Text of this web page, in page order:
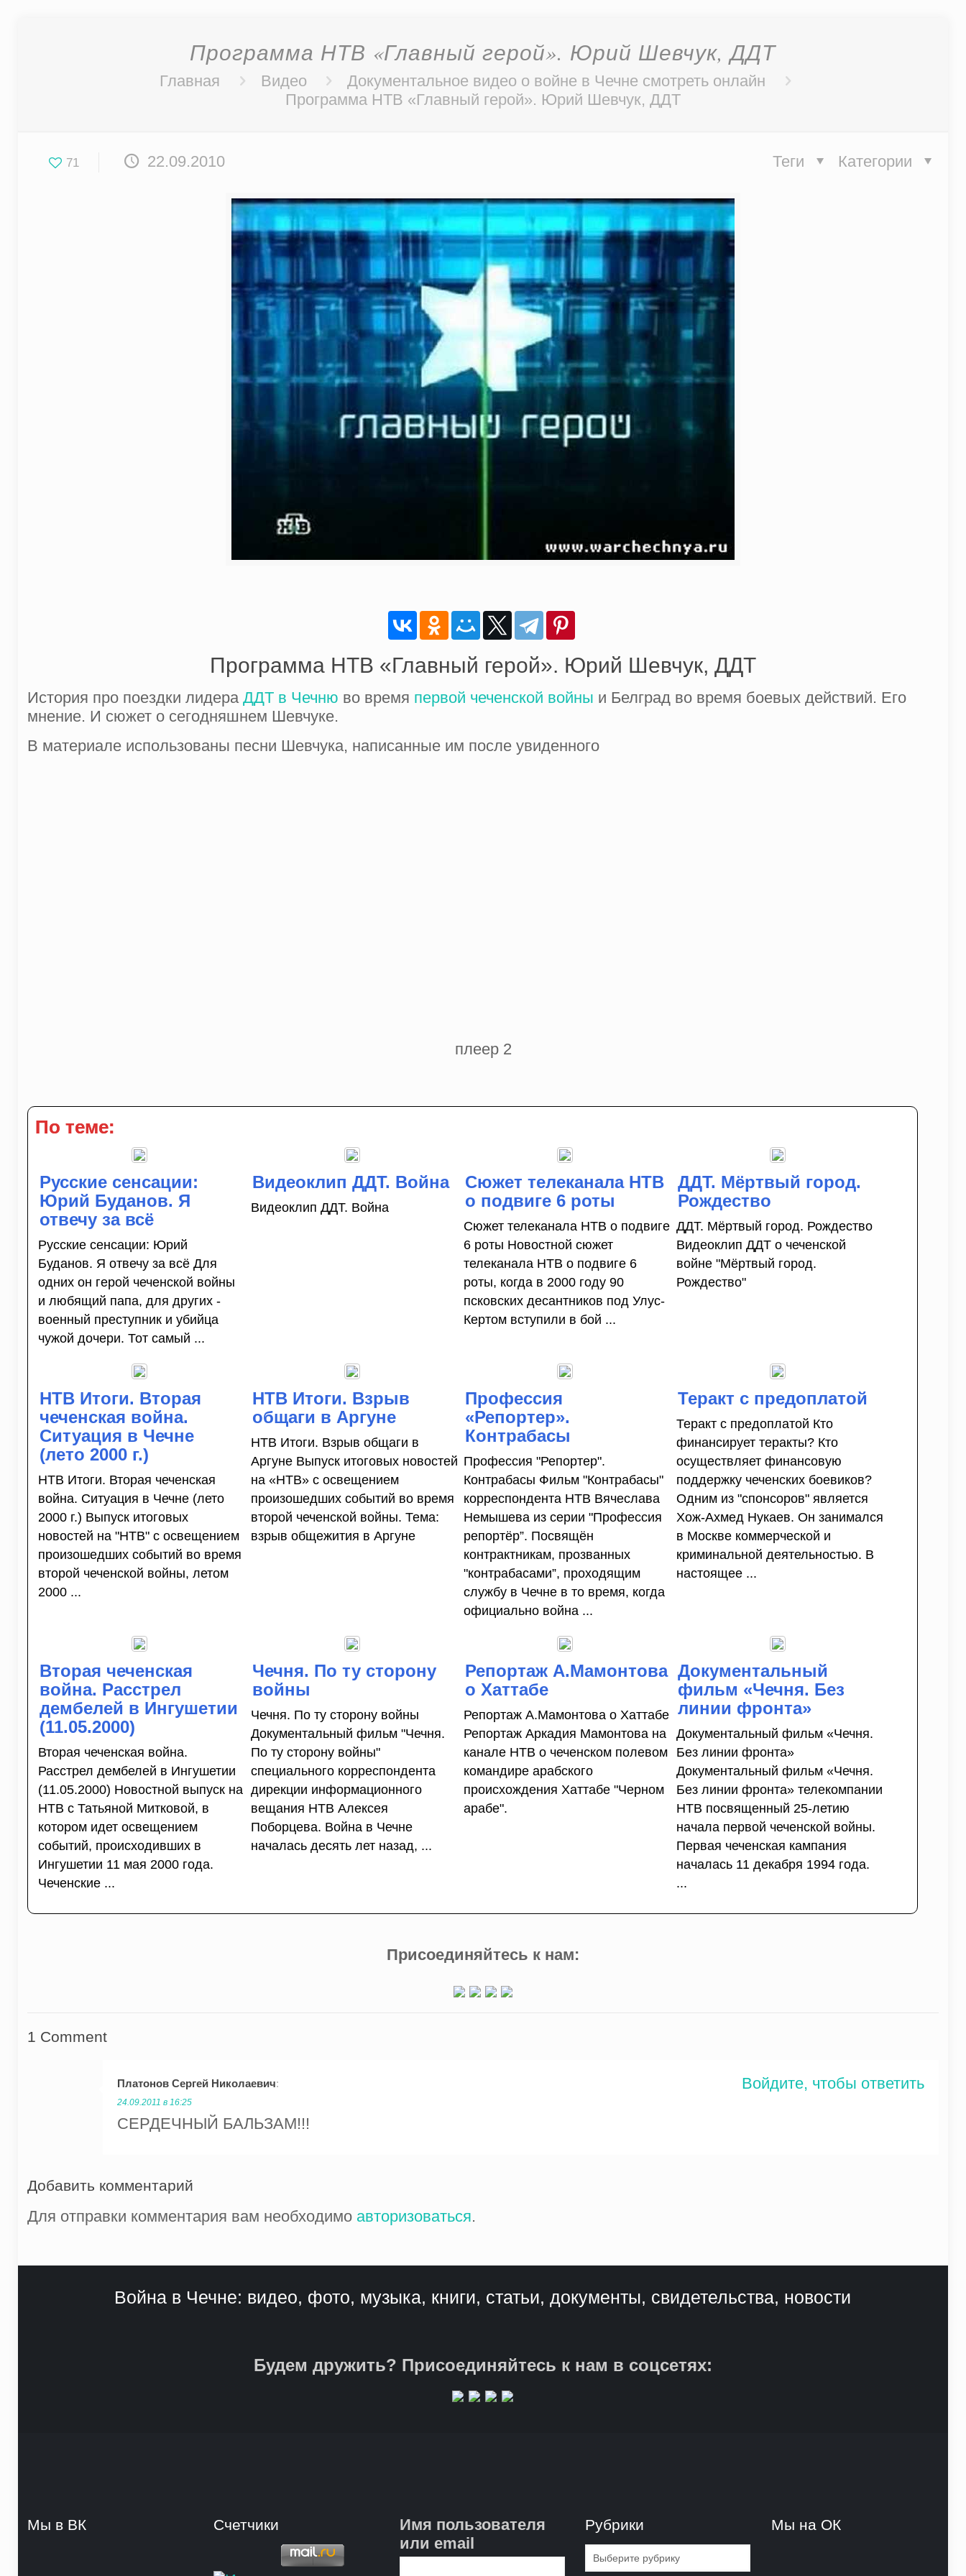
Программа НТВ «Главный герой». Юрий Шевчук, ДДТ
Главная Видео
Документальное видео о войне в Чечне смотреть онлайн
Программа НТВ «Главный герой». Юрий Шевчук, ДДТ
71 22.09.2010 Категории
Теги
Программа НТВ «Главный герой». Юрий Шевчук, ДДТ
История про поездки лидера ДДТ в Чечню во время первой чеченской войны и Белград во время боевых действий. Его
мнение. И сюжет о сегодняшнем Шевчуке.
В материале использованы песни Шевчука, написанные им после увиденного
плеер 2
По теме:
Русские сенсации:
Юрий Буданов. Я
отвечу за всё
Русские сенсации: Юрий
Буданов. Я отвечу за всё Для
одних он герой чеченской войны
и любящий папа, для других -
военный преступник и убийца
чужой дочери. Тот самый ...
Видеоклип ДДТ. Война
Видеоклип ДДТ. Война
Сюжет телеканала НТВ
о подвиге 6 роты
Сюжет телеканала НТВ о подвиге
6 роты Новостной сюжет
телеканала НТВ о подвиге 6
роты, когда в 2000 году 90
псковских десантников под Улус-
Кертом вступили в бой ...
ДДТ. Мёртвый город.
Рождество
ДДТ. Мёртвый город. Рождество
Видеоклип ДДТ о чеченской
войне "Мёртвый город.
Рождество"
НТВ Итоги. Вторая
чеченская война.
Ситуация в Чечне
(лето 2000 г.)
НТВ Итоги. Вторая чеченская
война. Ситуация в Чечне (лето
2000 г.) Выпуск итоговых
новостей на "НТВ" с освещением
произошедших событий во время
второй чеченской войны, летом
2000 ...
НТВ Итоги. Взрыв
общаги в Аргуне
НТВ Итоги. Взрыв общаги в
Аргуне Выпуск итоговых новостей
на «НТВ» с освещением
произошедших событий во время
второй чеченской войны. Тема:
взрыв общежития в Аргуне
Профессия
«Репортер».
Контрабасы
Профессия "Репортер".
Контрабасы Фильм "Контрабасы"
корреспондента НТВ Вячеслава
Немышева из серии "Профессия
репортёр”. Посвящён
контрактникам, прозванных
"контрабасами”, проходящим
службу в Чечне в то время, когда
официально война ...
Теракт с предоплатой
Теракт с предоплатой Кто
финансирует теракты? Кто
осуществляет финансовую
поддержку чеченских боевиков?
Одним из "спонсоров" является
Хож-Ахмед Нукаев. Он занимался
в Москве коммерческой и
криминальной деятельностью. В
настоящее ...
Вторая чеченская
война. Расстрел
дембелей в Ингушетии
(11.05.2000)
Вторая чеченская война.
Расстрел дембелей в Ингушетии
(11.05.2000) Новостной выпуск на
НТВ с Татьяной Митковой, в
котором идет освещением
событий, происходивших в
Ингушетии 11 мая 2000 года.
Чеченские ...
Чечня. По ту сторону
войны
Чечня. По ту сторону войны
Документальный фильм "Чечня.
По ту сторону войны"
специального корреспондента
дирекции информационного
вещания НТВ Алексея
Поборцева. Война в Чечне
началась десять лет назад, ...
Репортаж А.Мамонтова
о Хаттабе
Репортаж А.Мамонтова о Хаттабе
Репортаж Аркадия Мамонтова на
канале НТВ о чеченском полевом
командире арабского
происхождения Хаттабе "Черном
арабе".
Документальный
фильм «Чечня. Без
линии фронта»
Документальный фильм «Чечня.
Без линии фронта»
Документальный фильм «Чечня.
Без линии фронта» телекомпании
НТВ посвященный 25-летию
начала первой чеченской войны.
Первая чеченская кампания
началась 11 декабря 1994 года.
...
Присоединяйтесь к нам:
1 Comment
Платонов Сергей Николаевич:
24.09.2011 в 16:25
СЕРДЕЧНЫЙ БАЛЬЗАМ!!!
Войдите, чтобы ответить
Добавить комментарий
Для отправки комментария вам необходимо авторизоваться.
Война в Чечне: видео, фото, музыка, книги, статьи, документы, свидетельства, новости
Будем дружить? Присоединяйтесь к нам в соцсетях:
Мы в ВК Счетчики
Имя пользователя
или email
Рубрики
Рубрики
Мы на ОК